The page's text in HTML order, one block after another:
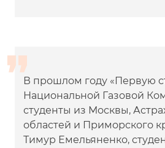
В прошлом году «Первую
Национальной Газовой
студенты из Москвы,
областей и Приморского
Тимур Емельяненко,